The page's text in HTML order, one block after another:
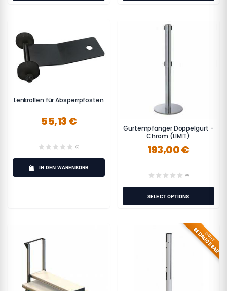
Lenkrollen für Absperrpfosten
55,13 €
(0)
IN DEN WARENKORB
Gurtempfänger Doppelgurt -
Chrom (LIMIT)
193,00 €
(0)
SELECT OPTIONS
GURT
BEDRUCKBAR